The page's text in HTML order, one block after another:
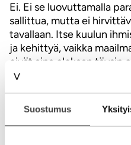
Suostumus
Ei. Ei se luovuttamalla
sallittua, mutta ei
tavallaan. Itse kuulun
ja kehittyä, vaikka
eivät aina olekaan täysin
V